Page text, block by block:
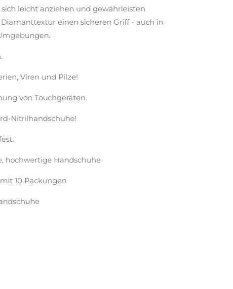
leicht anziehen und gewährleisten
einen sicheren Griff - auch in
Viren und Pilze!
von Touchgeräten.
Nitrilhandschuhe!
hochwertige Handschuhe
10 Packungen